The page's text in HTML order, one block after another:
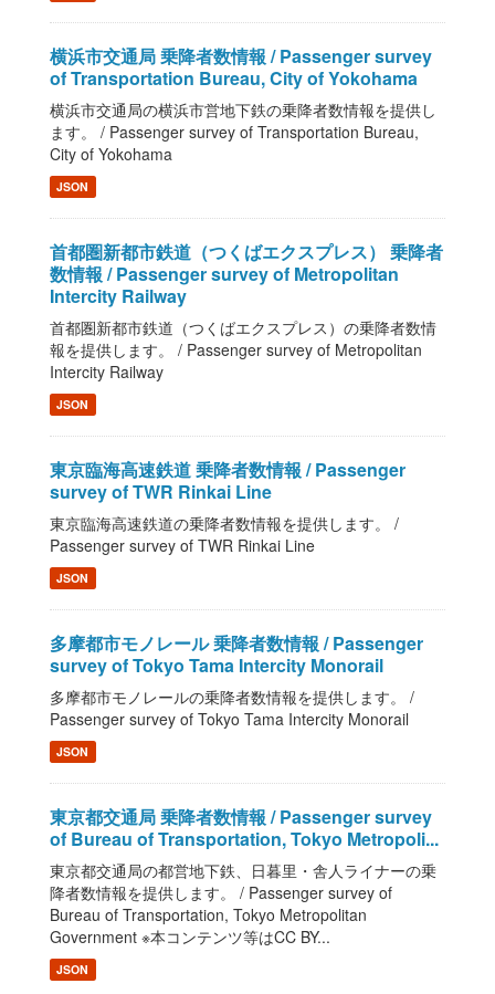
横浜市交通局 乗降者数情報 / Passenger survey
of Transportation Bureau, City of Yokohama
横浜市交通局の横浜市営地下鉄の乗降者数情報を提供し
ます。 / Passenger survey of Transportation Bureau,
City of Yokohama
JSON
首都圏新都市鉄道（つくばエクスプレス） 乗降者
数情報 / Passenger survey of Metropolitan
Intercity Railway
首都圏新都市鉄道（つくばエクスプレス）の乗降者数情
報を提供します。 / Passenger survey of Metropolitan
Intercity Railway
JSON
東京臨海高速鉄道 乗降者数情報 / Passenger
survey of TWR Rinkai Line
東京臨海高速鉄道の乗降者数情報を提供します。 /
Passenger survey of TWR Rinkai Line
JSON
多摩都市モノレール 乗降者数情報 / Passenger
survey of Tokyo Tama Intercity Monorail
多摩都市モノレールの乗降者数情報を提供します。 /
Passenger survey of Tokyo Tama Intercity Monorail
JSON
東京都交通局 乗降者数情報 / Passenger survey
of Bureau of Transportation, Tokyo Metropoli...
東京都交通局の都営地下鉄、日暮里・舎人ライナーの乗
降者数情報を提供します。 / Passenger survey of
Bureau of Transportation, Tokyo Metropolitan
Government ※本コンテンツ等はCC BY...
JSON